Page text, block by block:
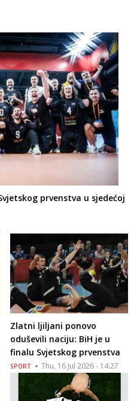
prvenstva u sjedećoj
Zlatni ljiljani ponovo
oduševili naciju: BiH je u
finalu Svjetskog prvenstva
SPORT Thu, 16 Jul 2026 - 14:27